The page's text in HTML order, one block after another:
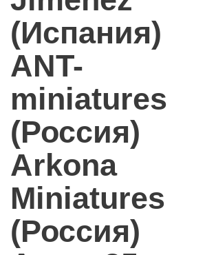
(Испания)
ANT-
miniatures
(Россия)
Arkona
Miniatures
(Россия)